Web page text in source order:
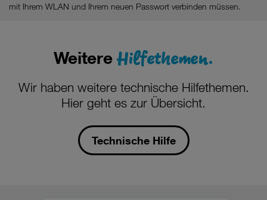
mit Ihrem WLAN und Ihrem neuen Passwort verbinden müssen.
WeitereHilfethemen.
Wir haben weitere technische Hilfethemen.
Hier geht es zur Übersicht.
Technische Hilfe